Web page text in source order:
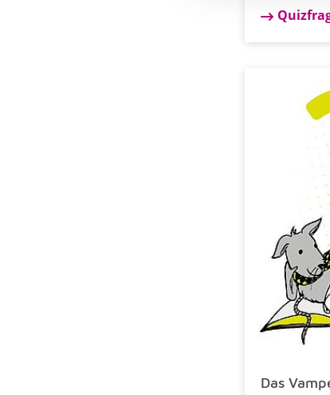
Das